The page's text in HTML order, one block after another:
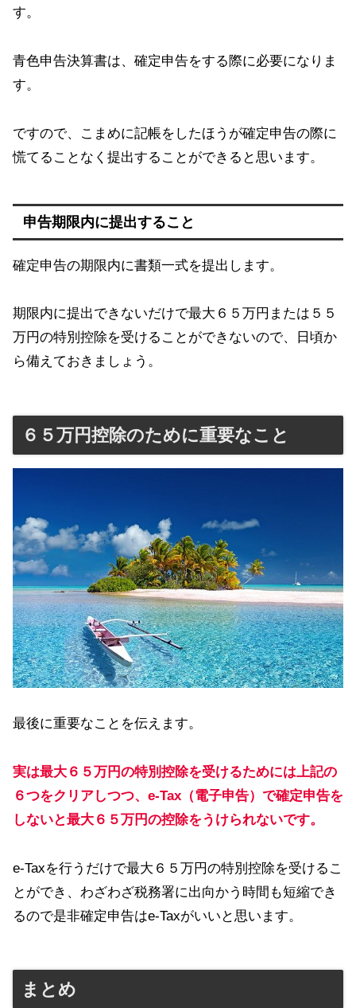
す。
青色申告決算書は、確定申告をする際に必要になりま
す。
ですので、こまめに記帳をしたほうが確定申告の際に
慌てることなく提出することができると思います。
申告期限内に提出すること
確定申告の期限内に書類一式を提出します。
期限内に提出できないだけで最大６５万円または５５
万円の特別控除を受けることができないので、日頃か
ら備えておきましょう。
６５万円控除のために重要なこと
最後に重要なことを伝えます。
実は最大６５万円の特別控除を受けるためには上記の
６つをクリアしつつ、e-Tax（電子申告）で確定申告を
しないと最大６５万円の控除をうけられないです。
e-Taxを行うだけで最大６５万円の特別控除を受けるこ
とができ、わざわざ税務署に出向かう時間も短縮でき
るので是非確定申告はe-Taxがいいと思います。
まとめ